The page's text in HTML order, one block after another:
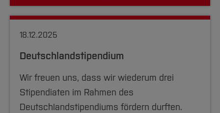
18.12.2025
Deutschlandstipendium
Wir freuen uns, dass wir wiederum drei
Stipendiaten im Rahmen des
Deutschlandstipendiums fördern durften.